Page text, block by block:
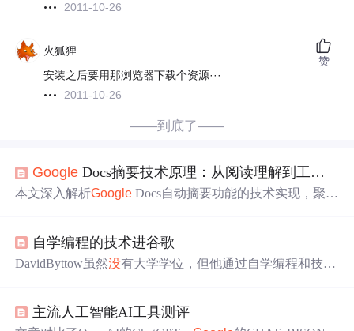
2011-10-26
火狐狸
安装之后要用那浏览器下载个资源···
2011-10-26
赞
——到底了——
Google Docs摘要技术原理：从阅读理解到工业级信息压缩
本文深入解析Google Docs自动摘要功能的技术实现，聚焦
并揭示其前端智能切片、三重质量校验及静态最优参数固
化等工业级设计。内容涵盖摘要生成中的事实一致性检
自学编程的技术进谷歌
DavidByttow虽然没有大学学位，但他通过自学编程和技术
le 的认可。
主流人工智能AI工具测评